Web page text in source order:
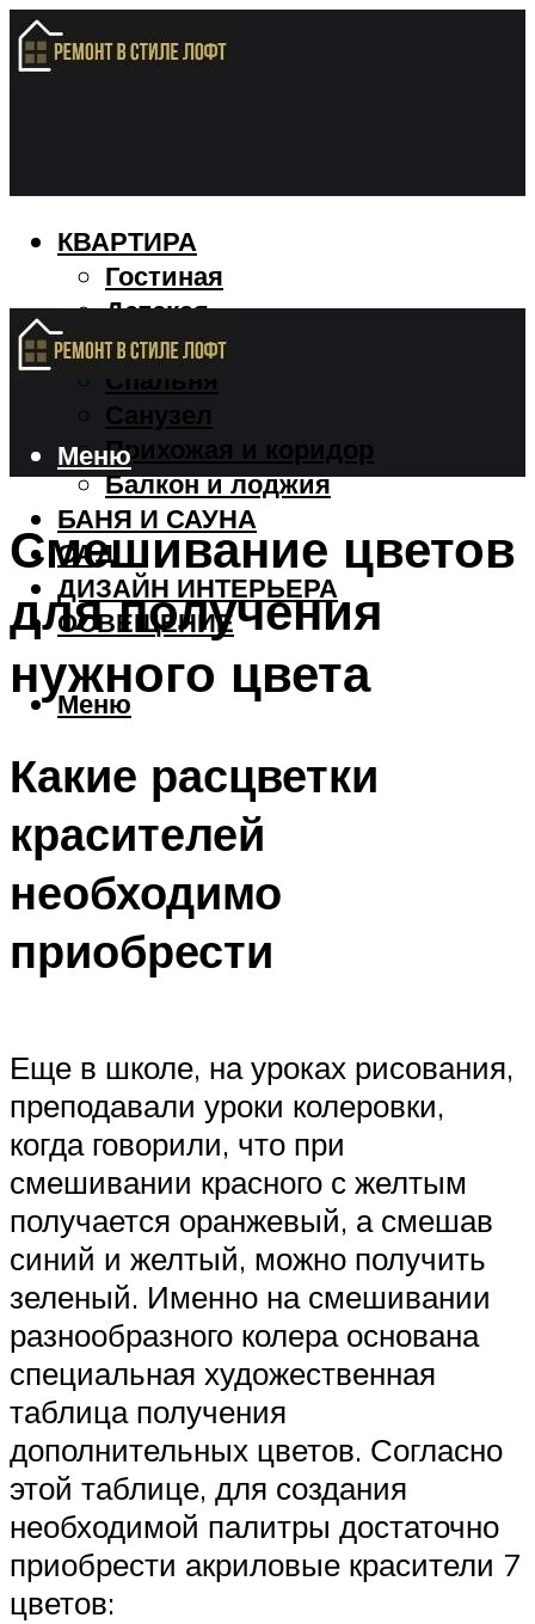
КВАРТИРА
Гостиная
Детская
Кухня
Спальня
Санузел
Прихожая и коридор
Балкон и лоджия
БАНЯ И САУНА
САД
ДИЗАЙН ИНТЕРЬЕРА
ОСВЕЩЕНИЕ
Меню
Меню
Смешивание цветов
для получения
нужного цвета
Какие расцветки
красителей
необходимо
приобрести
Еще в школе, на уроках рисования,
преподавали уроки колеровки,
когда говорили, что при
смешивании красного с желтым
получается оранжевый, а смешав
синий и желтый, можно получить
зеленый. Именно на смешивании
разнообразного колера основана
специальная художественная
таблица получения
дополнительных цветов. Согласно
этой таблице, для создания
необходимой палитры достаточно
приобрести акриловые красители 7
цветов: